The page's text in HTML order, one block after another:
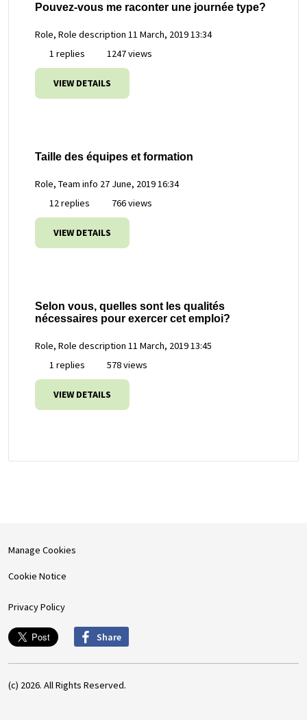
Pouvez-vous me raconter une journée type?
Role, Role description 11 March, 2019 13:34
1 replies
1247 views
VIEW DETAILS
Taille des équipes et formation
Role, Team info 27 June, 2019 16:34
12 replies
766 views
VIEW DETAILS
Selon vous, quelles sont les qualités
nécessaires pour exercer cet emploi?
Role, Role description 11 March, 2019 13:45
1 replies
578 views
VIEW DETAILS
Manage Cookies
Cookie Notice
Privacy Policy
Share
(c) 2026. All Rights Reserved.